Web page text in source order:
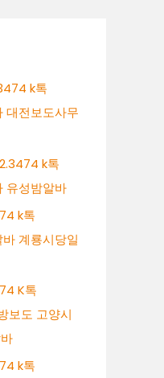
k톡
전보도사무
k톡
유성밤알바
k톡
계룡시당일
K톡
보도 고양시
k톡